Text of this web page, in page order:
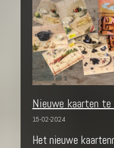
Nieuwe kaarten
15-02-2024
Het nieuwe